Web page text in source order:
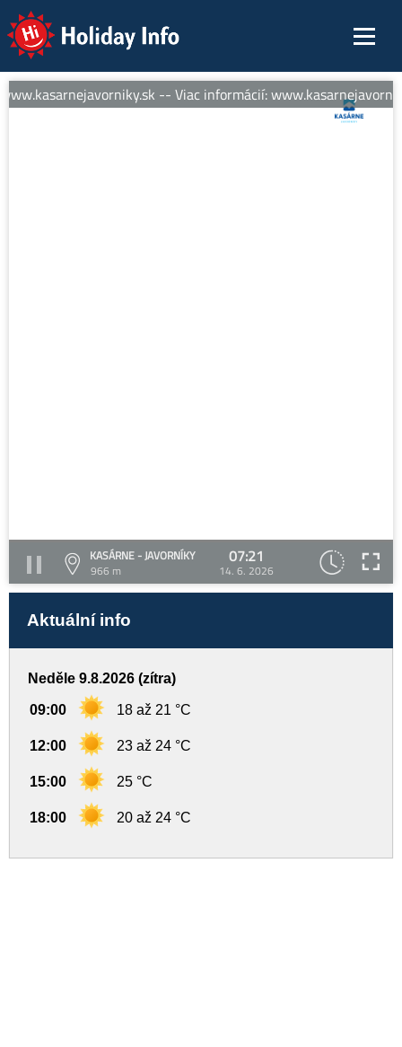
Holiday Info
-- Viac informácií:
KASÁRNE - JAVORNÍKY
966 m
07:21
14. 6. 2026
Aktuální info
Neděle 9.8.2026 (zítra)
09:00 18 až 21 °C
12:00 23 až 24 °C
15:00 25 °C
18:00 20 až 24 °C